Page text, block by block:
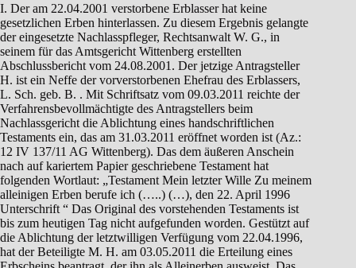
I. Der am 22.04.2001 verstorbene Erblasser hat keine
gesetzlichen Erben hinterlassen. Zu diesem Ergebnis gelangte
der eingesetzte Nachlasspfleger, Rechtsanwalt W. G., in
seinem für das Amtsgericht Wittenberg erstellten
Abschlussbericht vom 24.08.2001. Der jetzige Antragsteller
H. ist ein Neffe der vorverstorbenen Ehefrau des Erblassers,
L. Sch. geb. B. . Mit Schriftsatz vom 09.03.2011 reichte der
Verfahrensbevollmächtigte des Antragstellers beim
Nachlassgericht die Ablichtung eines handschriftlichen
Testaments ein, das am 31.03.2011 eröffnet worden ist (Az.:
12 IV 137/11 AG Wittenberg). Das dem äußeren Anschein
nach auf kariertem Papier geschriebene Testament hat
folgenden Wortlaut: „Testament Mein letzter Wille Zu meinem
alleinigen Erben berufe ich (…..) (…), den 22. April 1996
Unterschrift “ Das Original des vorstehenden Testaments ist
bis zum heutigen Tag nicht aufgefunden worden. Gestützt auf
die Ablichtung der letztwilligen Verfügung vom 22.04.1996,
hat der Beteiligte M. H. am 03.05.2011 die Erteilung eines